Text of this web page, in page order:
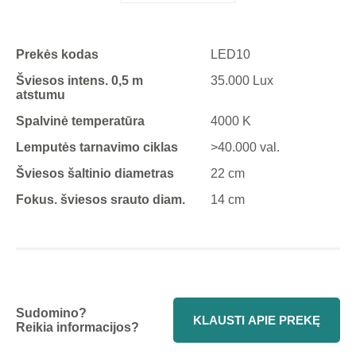
Prekės kodas
LED10
Šviesos intens. 0,5 m
atstumu
35.000 Lux
Spalvinė temperatūra
4000 K
Lemputės tarnavimo ciklas
>40.000 val.
Šviesos šaltinio diametras
22 cm
Fokus. šviesos srauto diam.
14 cm
Sudomino?
Reikia informacijos?
KLAUSTI APIE PREKĘ